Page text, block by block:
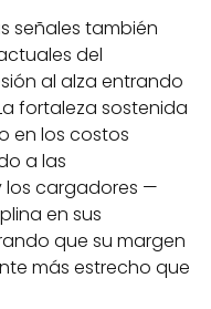
señales también
del
al alza entrando
fortaleza sostenida
en los costos
a las
los cargadores —
en sus
que su margen
más estrecho que